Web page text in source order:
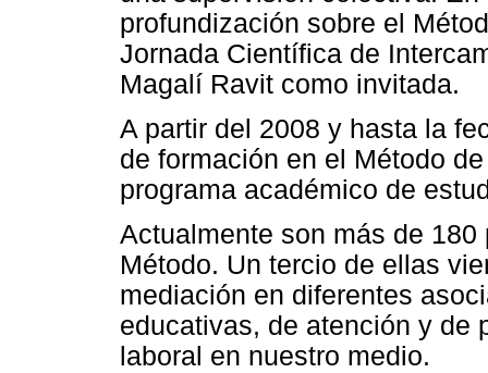
profundización sobre el
Jornada Científica de
Magalí Ravit como invitada.
A partir del 2008 y hasta la
de formación en el Método
programa académico de
Actualmente son más de
Método. Un tercio de ellas
mediación en diferentes
educativas, de atención y de
laboral en nuestro medio.